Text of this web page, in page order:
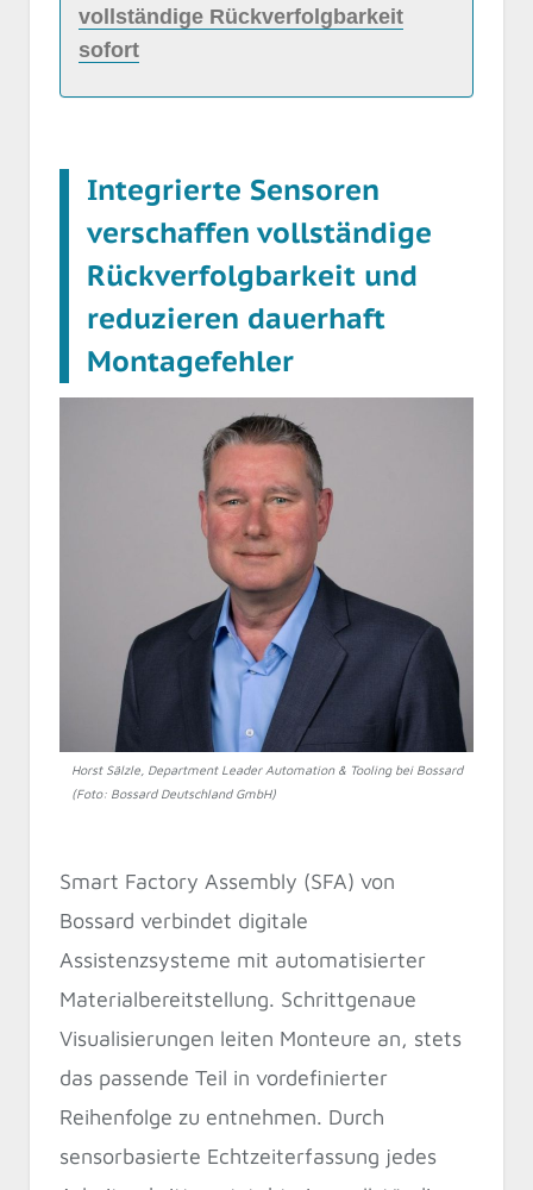
vollständige Rückverfolgbarkeit
sofort
Integrierte Sensoren
verschaffen vollständige
Rückverfolgbarkeit und
reduzieren dauerhaft
Montagefehler
Horst Sälzle, Department Leader Automation & Tooling bei Bossard
(Foto: Bossard Deutschland GmbH)
Smart Factory Assembly (SFA) von
Bossard verbindet digitale
Assistenzsysteme mit automatisierter
Materialbereitstellung. Schrittgenaue
Visualisierungen leiten Monteure an, stets
das passende Teil in vordefinierter
Reihenfolge zu entnehmen. Durch
sensorbasierte Echtzeiterfassung jedes